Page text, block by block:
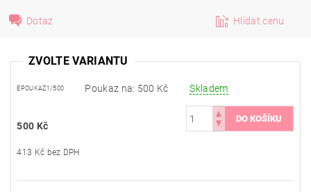
Dotaz Hlídat cenu
ZVOLTE VARIANTU
EPOUKAZ1/500 Poukaz na: 500 Kč Skladem
500 Kč
413 Kč bez DPH